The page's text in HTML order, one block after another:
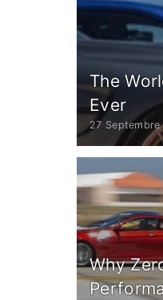
The
Ever
27 Septembre
Why